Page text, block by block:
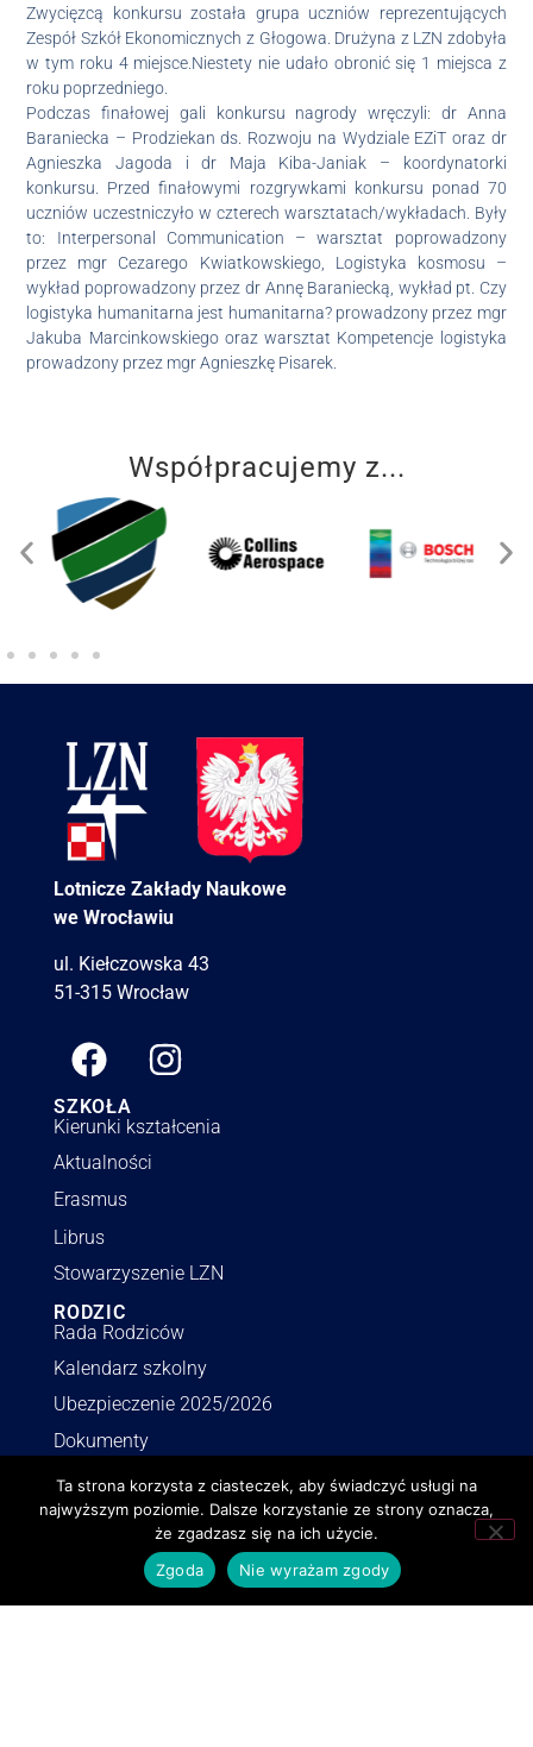
Zwycięzcą konkursu została grupa uczniów reprezentujących
Zespół Szkół Ekonomicznych z Głogowa. Drużyna z LZN zdobyła
w tym roku 4 miejsce.Niestety nie udało obronić się 1 miejsca z
roku poprzedniego.
Podczas finałowej gali konkursu nagrody wręczyli: dr Anna
Baraniecka – Prodziekan ds. Rozwoju na Wydziale EZiT oraz dr
Agnieszka Jagoda i dr Maja Kiba-Janiak – koordynatorki
konkursu. Przed finałowymi rozgrywkami konkursu ponad 70
uczniów uczestniczyło w czterech warsztatach/wykładach. Były
to: Interpersonal Communication – warsztat poprowadzony
przez mgr Cezarego Kwiatkowskiego, Logistyka kosmosu –
wykład poprowadzony przez dr Annę Baraniecką, wykład pt. Czy
logistyka humanitarna jest humanitarna? prowadzony przez mgr
Jakuba Marcinkowskiego oraz warsztat Kompetencje logistyka
prowadzony przez mgr Agnieszkę Pisarek.
Współpracujemy z...
Lotnicze Zakłady Naukowe
we Wrocławiu
ul. Kiełczowska 43
51-315 Wrocław
SZKOŁA
Kierunki kształcenia
Aktualności
Erasmus
Librus
Stowarzyszenie LZN
RODZIC
Rada Rodziców
Kalendarz szkolny
Ubezpieczenie 2025/2026
Dokumenty
Wykaz podręczników
INFORMACJE
Polityka RODO
Deklaracja dostępności
Polityka o cookies
Ta strona korzysta z ciasteczek, aby świadczyć usługi na
najwyższym poziomie. Dalsze korzystanie ze strony oznacza,
że zgadzasz się na ich użycie.
Zgoda
Nie wyrażam zgody